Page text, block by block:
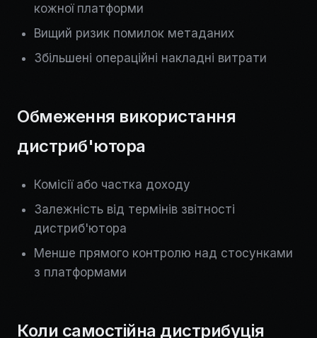
кожної платформи
Вищий ризик помилок метаданих
Збільшені операційні накладні витрати
Обмеження використання
дистриб'ютора
Комісії або частка доходу
Залежність від термінів звітності
дистриб'ютора
Менше прямого контролю над стосунками
з платформами
Коли самостійна дистрибуція